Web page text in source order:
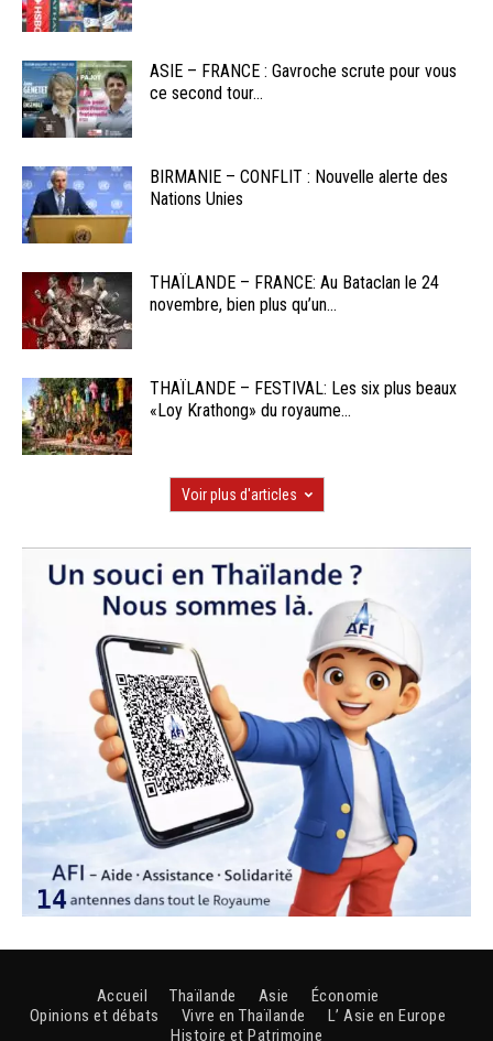
ASIE – FRANCE : Gavroche scrute pour vous
ce second tour...
BIRMANIE – CONFLIT : Nouvelle alerte des
Nations Unies
THAÏLANDE – FRANCE: Au Bataclan le 24
novembre, bien plus qu’un...
THAÏLANDE – FESTIVAL: Les six plus beaux
«Loy Krathong» du royaume...
Voir plus d'articles
Accueil Thaïlande Asie
Économie
Opinions et débats
Vivre en Thaïlande
L’ Asie en Europe
Histoire et Patrimoine